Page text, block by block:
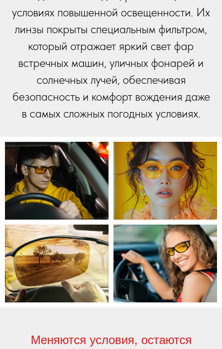
условиях повышенной освещенности. Их
линзы покрыты специальным фильтром,
который отражает яркий свет фар
встречных машин, уличных фонарей и
солнечных лучей, обеспечивая
безопасность и комфорт вождения даже
в самых сложных погодных условиях.
Меняются условия, остаются